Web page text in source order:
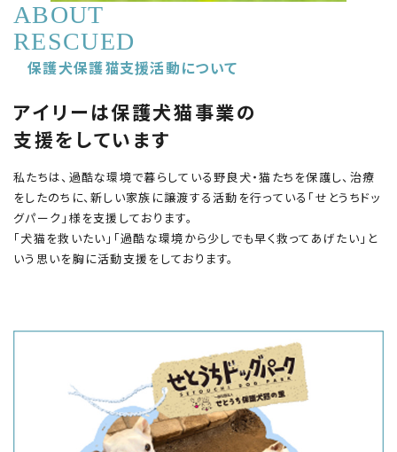
ABOUT
RESCUED
保護犬保護猫支援活動について
アイリーは保護犬猫事業の
支援をしています
私たちは、過酷な環境で暮らしている野良犬・猫たちを保護し、治療
をしたのちに、新しい家族に譲渡する活動を行っている「せとうちドッ
グパーク」様を支援しております。
「犬猫を救いたい」「過酷な環境から少しでも早く救ってあげたい」と
いう思いを胸に活動支援をしております。